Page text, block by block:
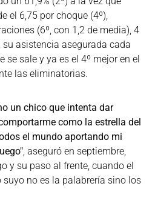
el 6,75 por choque (4º),
(6º, con 1,2 de media), 4
su asistencia asegurada cada
se sale y ya es el 4º mejor en el
las eliminatorias.
un chico que intenta dar
como la estrella del
el mundo aportando mi
, aseguró en septiembre,
y su paso al frente, cuando el
no es la palabrería sino los